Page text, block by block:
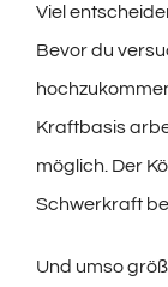
Viel
Bevor du
Kraftbasis
möglich. Der
Schwerkraft
Und umso